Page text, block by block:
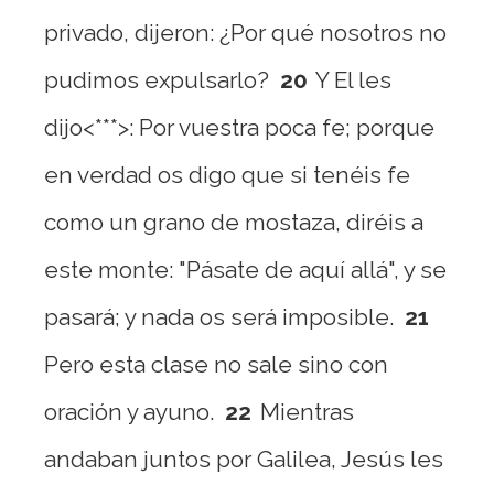
privado, dijeron: ¿Por qué nosotros no
pudimos expulsarlo? 20 Y El les
dijo<***>: Por vuestra poca fe; porque
en verdad os digo que si tenéis fe
como un grano de mostaza, diréis a
este monte: "Pásate de aquí allá", y se
pasará; y nada os será imposible. 21
Pero esta clase no sale sino con
oración y ayuno. 22 Mientras
andaban juntos por Galilea, Jesús les